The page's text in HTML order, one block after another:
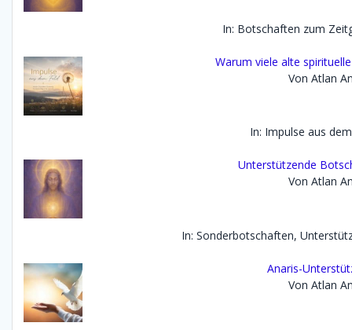
In: Botschaften zum
Warum viele alte
Von Atlan
In: Impulse aus
Unterstützende
Von Atlan
In: Sonderbotschaften,
Anaris-
Von Atlan